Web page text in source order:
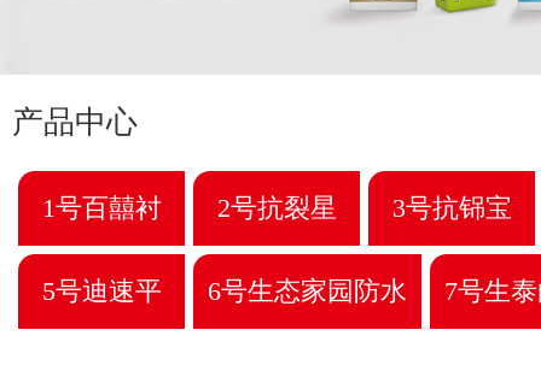
产品中心
1号百囍衬 2号抗裂星 3号抗铞宝
5号迪速平 6号生态家园防水 7号生